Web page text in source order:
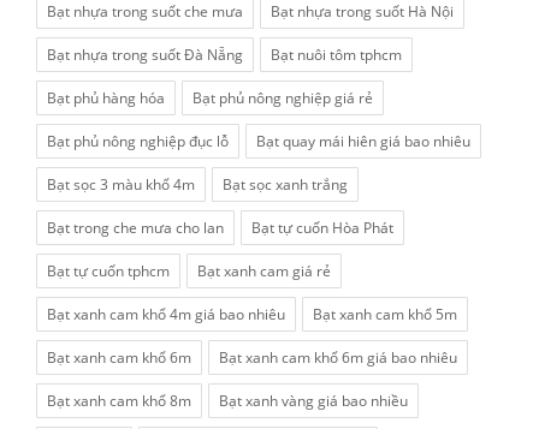
Bạt nhựa trong suốt che mưa Bạt nhựa trong suốt Hà Nội
Bạt nhựa trong suốt Đà Nẵng Bạt nuôi tôm tphcm
Bạt phủ hàng hóa Bạt phủ nông nghiệp giá rẻ
Bạt phủ nông nghiệp đục lỗ Bạt quay mái hiên giá bao nhiêu
Bạt sọc 3 màu khổ 4m Bạt sọc xanh trắng
Bạt trong che mưa cho lan Bạt tự cuốn Hòa Phát
Bạt tự cuốn tphcm Bạt xanh cam giá rẻ
Bạt xanh cam khổ 4m giá bao nhiêu Bạt xanh cam khổ 5m
Bạt xanh cam khổ 6m Bạt xanh cam khổ 6m giá bao nhiêu
Bạt xanh cam khổ 8m Bạt xanh vàng giá bao nhiều